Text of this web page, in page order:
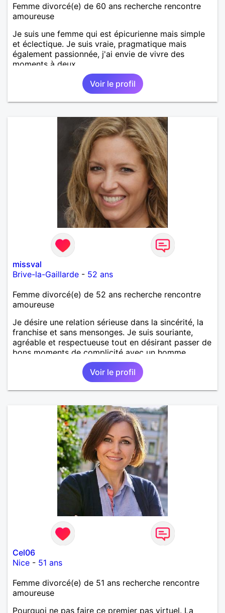
Femme divorcé(e) de 60 ans recherche rencontre
amoureuse
Je suis une femme qui est épicurienne mais simple
et éclectique. Je suis vraie, pragmatique mais
également passionnée, j'ai envie de vivre des
moments à deux.
Voir le profil
missval
Brive-la-Gaillarde - 52 ans
Femme divorcé(e) de 52 ans recherche rencontre
amoureuse
Je désire une relation sérieuse dans la sincérité, la
franchise et sans mensonges. Je suis souriante,
agréable et respectueuse tout en désirant passer de
bons moments de complicité avec un homme
voulant aller dans la même direction que moi.
Voir le profil
Cel06
Nice - 51 ans
Femme divorcé(e) de 51 ans recherche rencontre
amoureuse
Pourquoi ne pas faire ce premier pas virtuel. La